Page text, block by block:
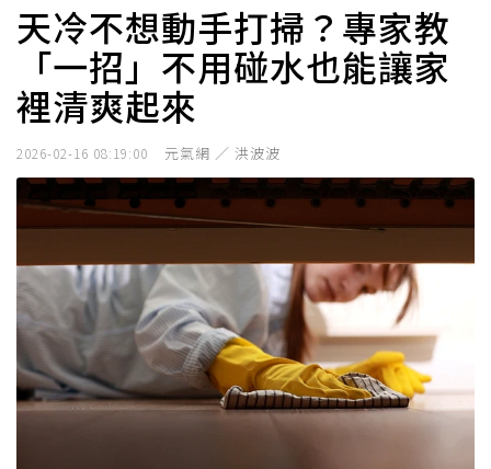
天冷不想動手打掃？專家教
「一招」不用碰水也能讓家
裡清爽起來
2026-02-16 08:19:00 元氣網 ／ 洪波波